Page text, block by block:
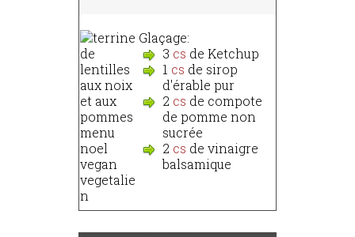
Glaçage:
3 cs de Ketchup
1 cs de sirop
d'érable pur
2 cs de compote
de pomme non
sucrée
2 cs de vinaigre
balsamique